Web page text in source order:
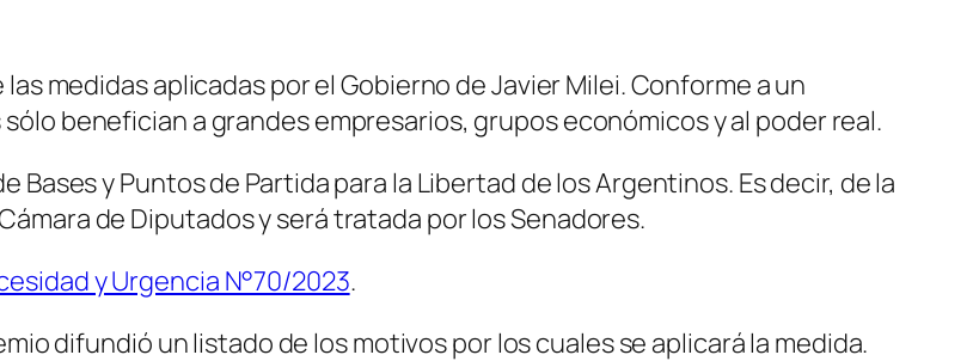
medidas aplicadas por el Gobierno de Javier Milei. Conforme a un
benefician a grandes empresarios, grupos económicos y al poder real.
Bases y Puntos de Partida para la Libertad de los Argentinos. Es decir, de la
de Diputados y será tratada por los Senadores.
y Urgencia N°70/2023.
difundió un listado de los motivos por los cuales se aplicará la medida.